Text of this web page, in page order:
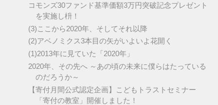
コモンズ30ファンド基準価額3万円突破記念プレゼント
を実施し枡！
(3)ここから2020年、そしてそれ以降
(2)アベノミクス3本目の矢がいよいよ花開く
(1)2013年に見ていた「2020年」
2020年、その先へ ～あの頃の未来に僕らはたっている
のだろうか～
【寄付月間公式認定企画】こどもトラストセミナー
「寄付の教室」開催しました！